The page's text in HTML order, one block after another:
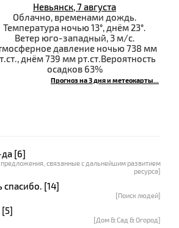
Невьянск, 7 августа
Облачно, временами дождь.
Температура ночью 13°, днём 23°.
Ветер юго-западный, 3 м/с.
давление ночью 738 мм
днём 739 мм рт.ст.Вероятность
осадков 63%
Прогноз на 3 дня и метеокарты...
[6]
связанные с дальнейшим развитием
ресурса]
спасибо. [14]
[Поиск людей]
[5]
[Дом & Сад & Огород]